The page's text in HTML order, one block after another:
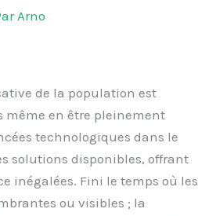
Arno
de la population est
même en être pleinement
technologiques dans le
solutions disponibles, offrant
inégalées. Fini le temps où les
ou visibles ; la